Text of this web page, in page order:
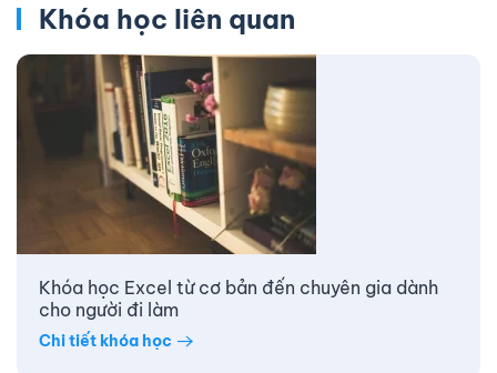
Khóa học liên quan
Khóa học Excel từ cơ bản đến chuyên gia dành
cho người đi làm
Chi tiết khóa học